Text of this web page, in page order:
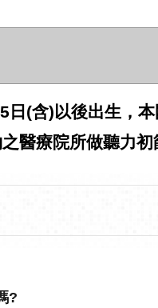
日(含)以後出生，
醫療院所做聽力
?